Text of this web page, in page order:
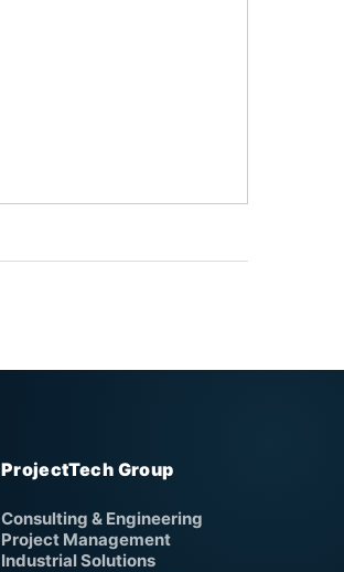
ProjectTech Group
Consulting & Engineering
Project Management
Industrial Solutions